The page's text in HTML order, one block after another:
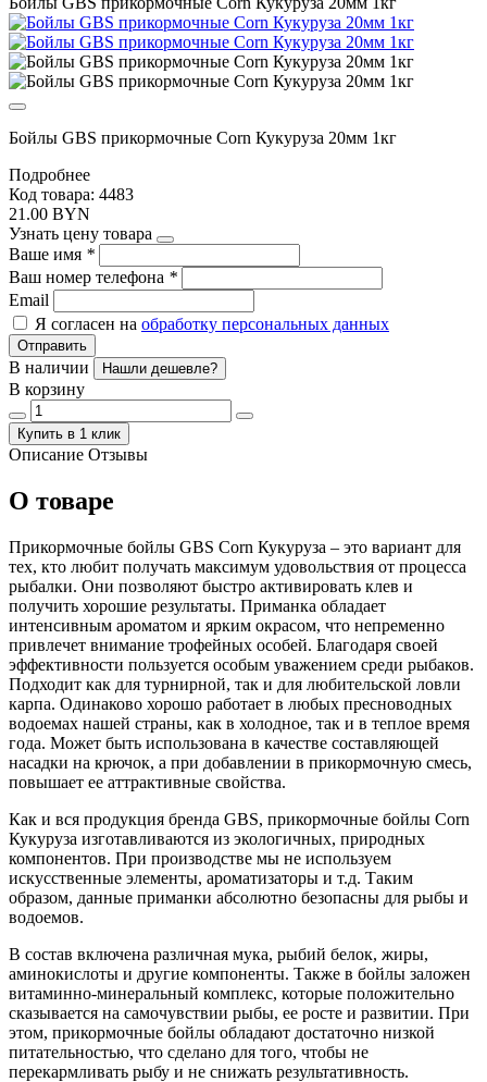
Бойлы GBS прикормочные Corn Кукуруза 20мм 1кг
Подробнее
Код товара: 4483
21.00 BYN
Узнать цену товара
Ваше имя *
Ваш номер телефона *
Email
Я согласен на обработку персональных данных
Отправить
В наличии Нашли дешевле?
В корзину
Купить в 1 клик
Описание Отзывы
О товаре
Прикормочные бойлы GBS Corn Кукуруза – это вариант для
тех, кто любит получать максимум удовольствия от процесса
рыбалки. Они позволяют быстро активировать клев и
получить хорошие результаты. Приманка обладает
интенсивным ароматом и ярким окрасом, что непременно
привлечет внимание трофейных особей. Благодаря своей
эффективности пользуется особым уважением среди рыбаков.
Подходит как для турнирной, так и для любительской ловли
карпа. Одинаково хорошо работает в любых пресноводных
водоемах нашей страны, как в холодное, так и в теплое время
года. Может быть использована в качестве составляющей
насадки на крючок, а при добавлении в прикормочную смесь,
повышает ее аттрактивные свойства.
Как и вся продукция бренда GBS, прикормочные бойлы Corn
Кукуруза изготавливаются из экологичных, природных
компонентов. При производстве мы не используем
искусственные элементы, ароматизаторы и т.д. Таким
образом, данные приманки абсолютно безопасны для рыбы и
водоемов.
В состав включена различная мука, рыбий белок, жиры,
аминокислоты и другие компоненты. Также в бойлы заложен
витаминно-минеральный комплекс, которые положительно
сказывается на самочувствии рыбы, ее росте и развитии. При
этом, прикормочные бойлы обладают достаточно низкой
питательностью, что сделано для того, чтобы не
перекармливать рыбу и не снижать результативность.